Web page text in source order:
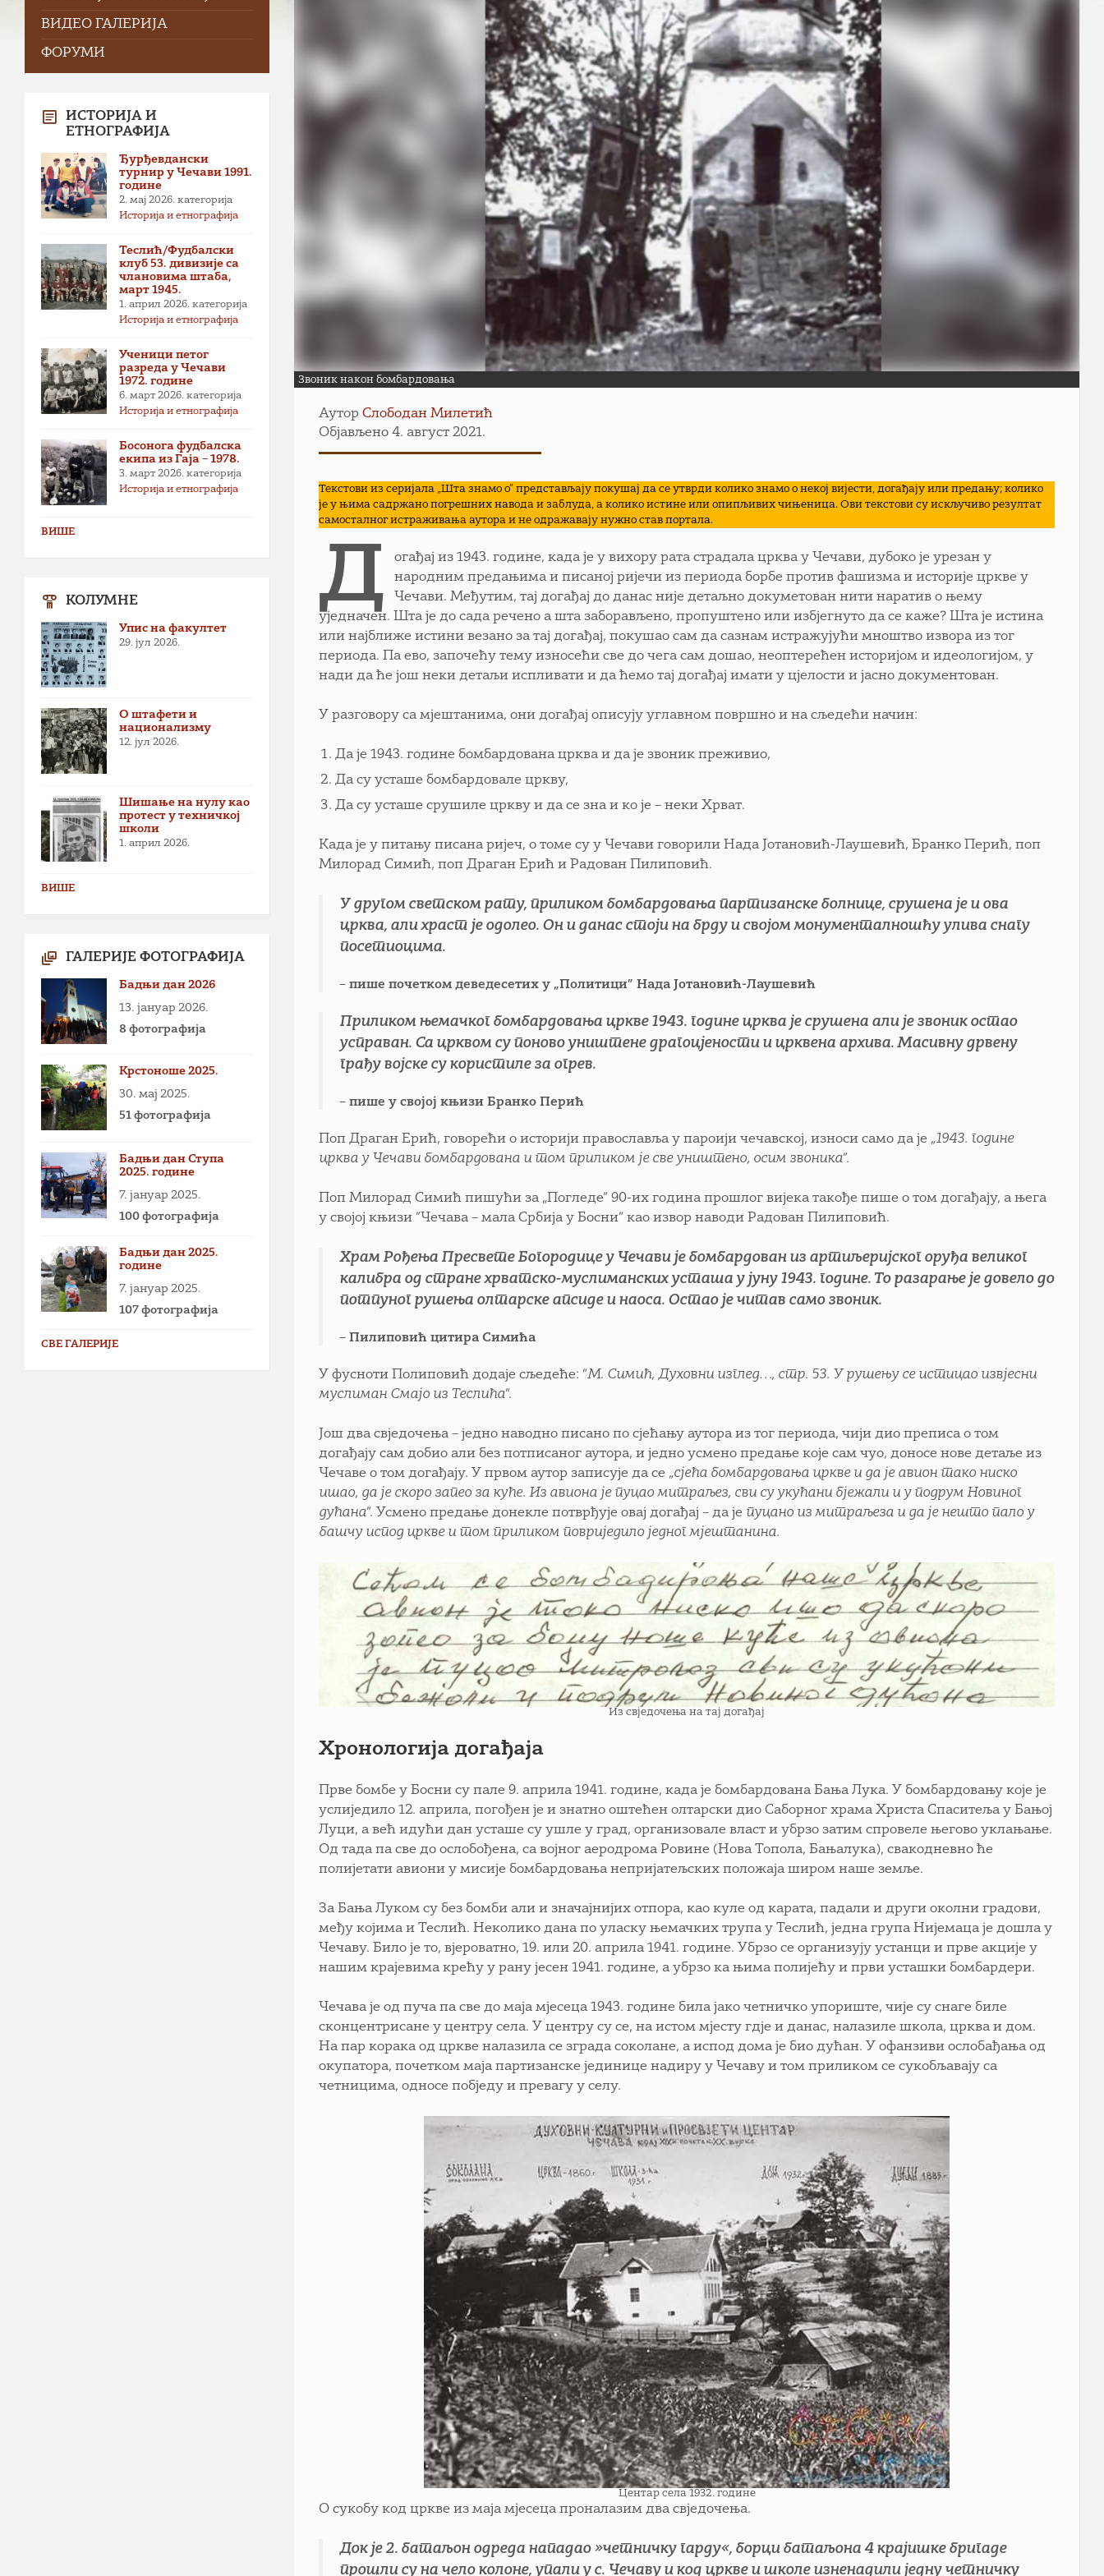
Звоник након бомбардовања
АуторСлободан Милетић
Објављено 4. август 2021.
Текстови из серијала „Шта знамо о” представљају покушај да се утврди колико знамо о некој вијести, догађају или предању; колико
је у њима садржано погрешних навода и заблуда, а колико истине или опипљивих чињеница. Ови текстови су искључиво резултат
самосталног истраживања аутора и не одражавају нужно став портала.
Д
огађај из 1943. године, када је у вихору рата страдала црква у Чечави, дубоко је урезан у
народним предањима и писаној ријечи из периода борбе против фашизма и историје цркве у
Чечави. Међутим, тај догађај до данас није детаљно докуметован нити наратив о њему
уједначен. Шта је до сада речено а шта заборављено, пропуштено или избјегнуто да се каже? Шта је истина
или најближе истини везано за тај догађај, покушао сам да сазнам истражујући мноштво извора из тог
периода. Па ево, започећу тему износећи све до чега сам дошао, неоптерећен историјом и идеологијом, у
нади да ће још неки детаљи испливати и да ћемо тај догађај имати у цјелости и јасно документован.
У разговору са мјештанима, они догађај описују углавном површно и на сљедећи начин:
Да је 1943. године бомбардована црква и да је звоник преживио,
Да су усташе бомбардовале цркву,
Да су усташе срушиле цркву и да се зна и ко је – неки Хрват.
Када је у питању писана ријеч, о томе су у Чечави говорили Нада Јотановић-Лаушевић, Бранко Перић, поп
Милорад Симић, поп Драган Ерић и Радован Пилиповић.
У другом светском рату, приликом бомбардовања партизанске болнице, срушена је и ова
црква, али храст је одолео. Он и данас стоји на брду и својом монументалношћу улива снагу
посетиоцима.
– пише почетком деведесетих у „Политици”Нада Јотановић-Лаушевић
Приликом њемачког бомбардовања цркве 1943. године црква је срушена али је звоник остао
усправан. Са црквом су поново уништене драгоцјености и црквена архива. Масивну дрвену
грађу војске су користиле за огрев.
– пише у својој књизи Бранко Перић
Поп Драган Ерић, говорећи о историји православља у пароији чечавској, износи само да је „1943. године
црква у Чечави бомбардована и том приликом је све уништено, осим звоника”.
Поп Милорад Симић пишући за „Погледе” 90-их година прошлог вијека такође пише о том догађају, а њега
у својој књизи ”Чечава – мала Србија у Босни” као извор наводи Радован Пилиповић.
Храм Рођења Пресвете Богородице у Чечави је бомбардован из артиљеријског оруђа великог
калибра од стране хрватско-муслиманских усташа у јуну 1943. године. То разарање је довело до
потпуног рушења олтарске апсиде и наоса. Остао је читав само звоник.
– Пилиповић цитира Симића
У фусноти Полиповић додаје сљедеће: ”М. Симић, Духовни изглед…, стр. 53. У рушењу се истицао извјесни
муслиман Смајо из Теслића”.
Још два свједочења – једно наводно писано по сјећању аутора из тог периода, чији дио преписа о том
догађају сам добио али без потписаног аутора, и једно усмено предање које сам чуо, доносе нове детаље из
Чечаве о том догађају. У првом аутор записује да се „сјећа бомбардовања цркве и да је авион тако ниско
ишао, да је скоро запео за куће. Из авиона је пуцао митраљез, сви су укућани бјежали и у подрум Новиног
дућана”. Усмено предање донекле потврђује овај догађај – да је пуцано из митраљеза и да је нешто пало у
башчу испод цркве и том приликом повриједило једног мјештанина.
Из свједочења на тај догађај
Хронологија догађаја
Прве бомбе у Босни су пале 9. априла 1941. године, када је бомбардована Бања Лука. У бомбардовању које је
услиједило 12. априла, погођен је и знатно оштећен олтарски дио Саборног храма Христа Спаситеља у Бањој
Луци, а већ идући дан усташе су ушле у град, организовале власт и убрзо затим спровеле његово уклањање.
Од тада па све до ослобођена, са војног аеродрома Ровине (Нова Топола, Бањалука), свакодневно ће
полијетати авиони у мисије бомбардовања непријатељских положаја широм наше земље.
За Бања Луком су без бомби али и значајнијих отпора, као куле од карата, падали и други околни градови,
међу којима и Теслић. Неколико дана по уласку њемачких трупа у Теслић, једна група Нијемаца је дошла у
Чечаву. Било је то, вјероватно, 19. или 20. априла 1941. године. Убрзо се организују устанци и прве акције у
нашим крајевима крећу у рану јесен 1941. године, а убрзо ка њима полијећу и први усташки бомбардери.
Чечава је од пуча па све до маја мјесеца 1943. године била јако четничко упориште, чије су снаге биле
сконцентрисане у центру села. У центру су се, на истом мјесту гдје и данас, налазиле школа, црква и дом.
На пар корака од цркве налазила се зграда соколане, а испод дома је био дућан. У офанзиви ослобађања од
окупатора, почетком маја партизанске јединице надиру у Чечаву и том приликом се сукобљавају са
четницима, односе побједу и превагу у селу.
Центар села 1932. године
О сукобу код цркве из маја мјесеца проналазим два свједочења.
Док је 2. батаљон одреда нападао »четничку гарду«, борци батаљона 4 крајишке бригаде
прошли су на чело колоне, упали у с. Чечаву и код цркве и школе изненадили једну четничку
ВИДЕО ГАЛЕРИЈА
ФОРУМИ
ИСТОРИЈА И
ЕТНОГРАФИЈА
Ђурђевдански
турнир у Чечави 1991.
године
2. мај 2026. категорија
Историја и етнографија
Теслић/Фудбалски
клуб 53. дивизије са
члановима штаба,
март 1945.
1. април 2026. категорија
Историја и етнографија
Ученици петог
разреда у Чечави
1972. године
6. март 2026. категорија
Историја и етнографија
Босонога фудбалска
екипа из Гаја – 1978.
3. март 2026. категорија
Историја и етнографија
ВИШЕ
КОЛУМНЕ
Упис на факултет
29. јул 2026.
О штафети и
национализму
12. јул 2026.
Шишање на нулу као
протест у техничкој
школи
1. април 2026.
ВИШЕ
ГАЛЕРИЈЕ ФОТОГРАФИЈА
Бадњи дан 2026
13. јануар 2026.
8 фотографија
Крстоноше 2025.
30. мај 2025.
51 фотографија
Бадњи дан Ступа
2025. године
7. јануар 2025.
100 фотографија
Бадњи дан 2025.
године
7. јануар 2025.
107 фотографија
СВЕ ГАЛЕРИЈЕ